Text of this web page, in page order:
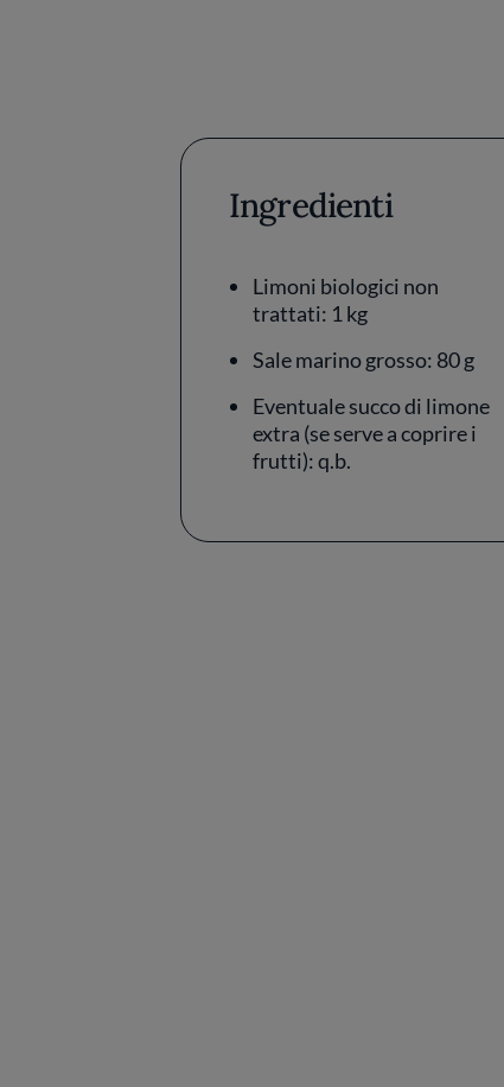
Ingredienti
Limoni biologici non
trattati: 1 kg
Sale marino grosso: 80 g
Eventuale succo di limone
extra (se serve a coprire i
frutti): q.b.